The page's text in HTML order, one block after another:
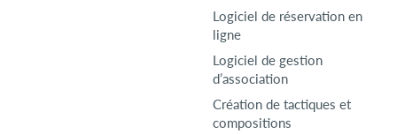
Logiciel de réservation en
ligne
Logiciel de gestion
d’association
Création de tactiques et
compositions